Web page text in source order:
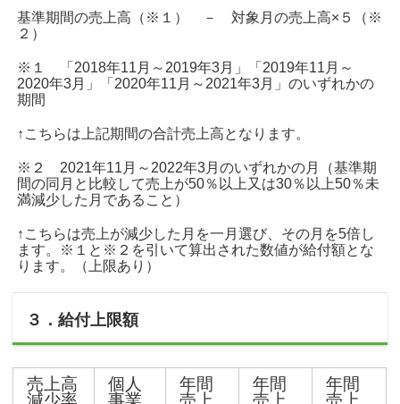
基準期間の売上高（※１） － 対象月の売上高×５（※
２）
※１ 「2018年11月～2019年3月」「2019年11月～
2020年3月」「2020年11月～2021年3月」のいずれかの
期間
↑こちらは上記期間の合計売上高となります。
※２ 2021年11月～2022年3月のいずれかの月（基準期
間の同月と比較して売上が50％以上又は30％以上50％未
満減少した月であること）
↑こちらは売上が減少した月を一月選び、その月を5倍し
ます。※１と※２を引いて算出された数値が給付額とな
ります。（上限あり）
３．給付上限額
売上高
減少率
個人
事業
年間
売上
年間
売上
年間
売上